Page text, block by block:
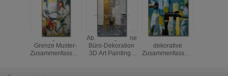
Handgemalte
Grenze Muster-
Zusammenfassungs-
Abstrakte goldene
Büro-Dekoration
3D Art Paintings
Wohnzimmer-
dekorative
Zusammenfassung